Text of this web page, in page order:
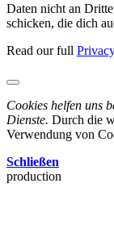
Daten nicht an
schicken, die dich
Read our full
Cookies helfen uns
Dienste. Durch die
Verwendung von
Schließen
production